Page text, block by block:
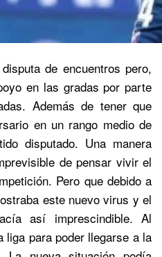
de encuentros pero,
en las gradas por parte
Además de tener que
en un rango medio de
disputado. Una manera
de pensar vivir el
Pero que debido a
este nuevo virus y el
así imprescindible. Al
liga para poder llegarse a la